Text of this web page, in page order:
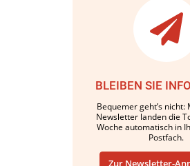
BLEIBEN SIE
Bequemer geht’s nicht:
Newsletter landen die
Woche automatisch in
Postfach.
Zur Newsletter-